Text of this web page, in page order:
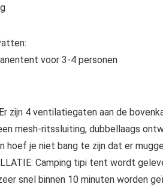
voor 3-4 personen
zijn 4 ventilatiegaten aan de
mesh-ritssluiting, dubbellaags
hoef je niet bang te zijn dat er
Camping tipi tent wordt
snel binnen 10 minuten worden